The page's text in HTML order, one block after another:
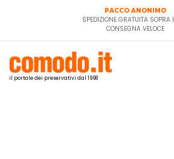
PACCO ANONIMO
SPEDIZIONE GRATUITA SOPRA I
CONSEGNA VELOCE
il portale dei preservativi dal 1998